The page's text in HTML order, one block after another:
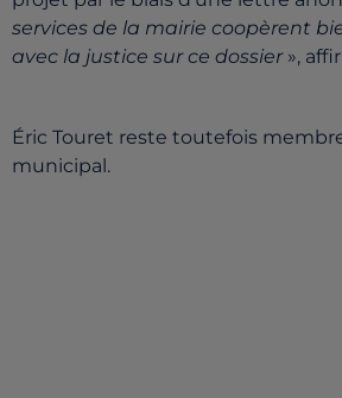
services de la mairie coopèrent
avec la justice sur ce dossier »,
Éric Touret reste toutefois
municipal.